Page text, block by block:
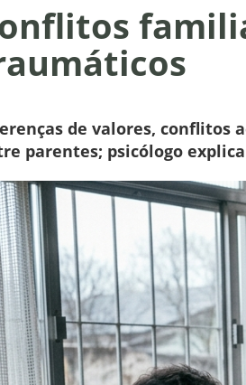
de valores, conflitos
parentes; psicólogo